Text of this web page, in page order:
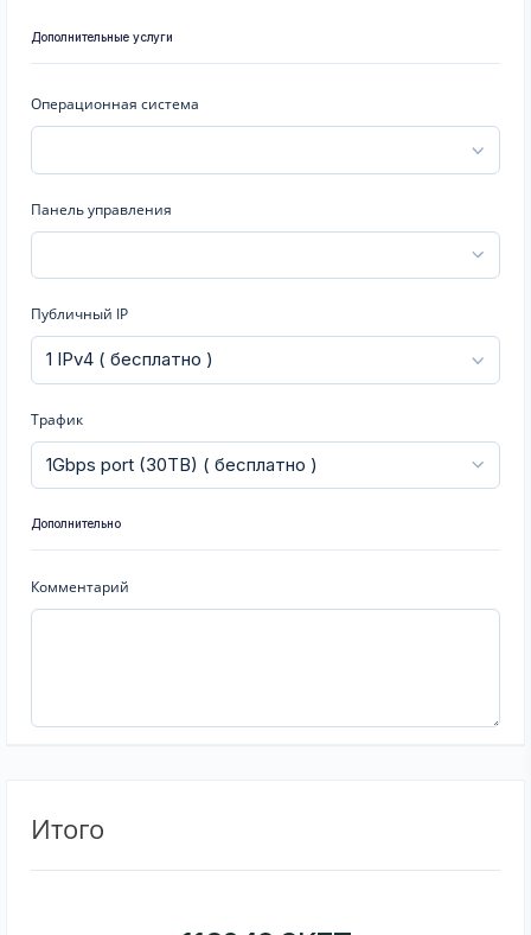
Дополнительные услуги
Операционная система
Панель управления
Публичный IP
Трафик
Дополнительно
Комментарий
Итого